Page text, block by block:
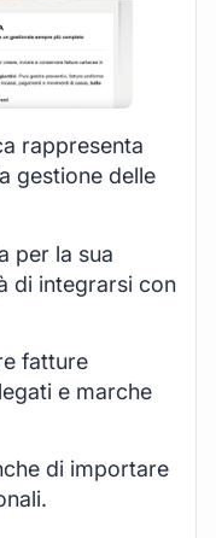
rappresenta
gestione delle
per la sua
di integrarsi con
fatture
e marche
di importare